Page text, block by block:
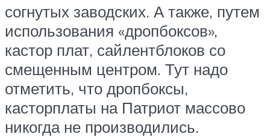
согнутых заводских. А также, путем
использования «дропбоксов»,
кастор плат, сайлентблоков со
смещенным центром. Тут надо
отметить, что дропбоксы,
касторплаты на Патриот массово
никогда не производились.